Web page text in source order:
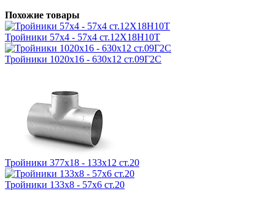
Похожие товары
Тройники 57х4 - 57х4 ст.12Х18Н10Т
Тройники 1020х16 - 630х12 ст.09Г2С
Тройники 377х18 - 133х12 ст.20
Тройники 133х8 - 57х6 ст.20